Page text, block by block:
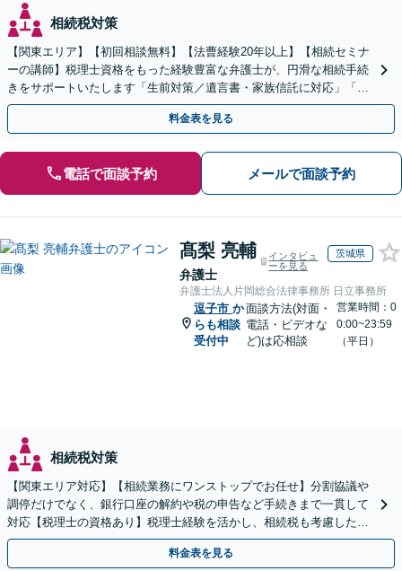
相続税対策
【関東エリア】【初回相談無料】【法曹経験20年以上】【相続セミナ
ーの講師】税理士資格をもった経験豊富な弁護士が、円滑な相続手続
きをサポートいたします「生前対策／遺言書・家族信託に対応」「遺
産整理業務の代行あり」【電話相談】
料金表を見る
電話で面談予約 メールで面談予約
髙梨 亮輔
弁護士
インタビュ
ーを見る
茨城県
弁護士法人片岡総合法律事務所 日立事務所
逗子市 か
らも相談
受付中
面談方法(対面・
電話・ビデオな
ど)は応相談
営業時間：0
0:00~23:59
（平日）
相続税対策
【関東エリア対応】【相続業務にワンストップでお任せ】分割協議や
調停だけでなく、銀行口座の解約や税の申告など手続きまで一貫して
対応【税理士の資格あり】税理士経験を活かし、相続税も考慮した相
続手続きもお任せください【初回相談無料】生前贈与も対応
料金表を見る